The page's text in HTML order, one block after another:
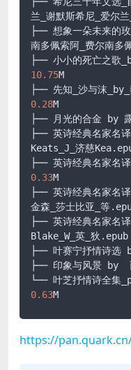
兰_谢默斯希尼_爱尔
├── 想象一朵未来的
南多佩索阿_费尔南多
10.75M
0.28M
├── 月光的合金 by
├── 英诗经典名家名
Keats_J_济慈
0.33M
├── 英诗经典名家名
金森_莎士比亚_等
├── 英诗经典名家名
Blake_W_英_狄.epub
├── 叶赛宁抒情诗
├── 印象与风景 by
0.63M
https://